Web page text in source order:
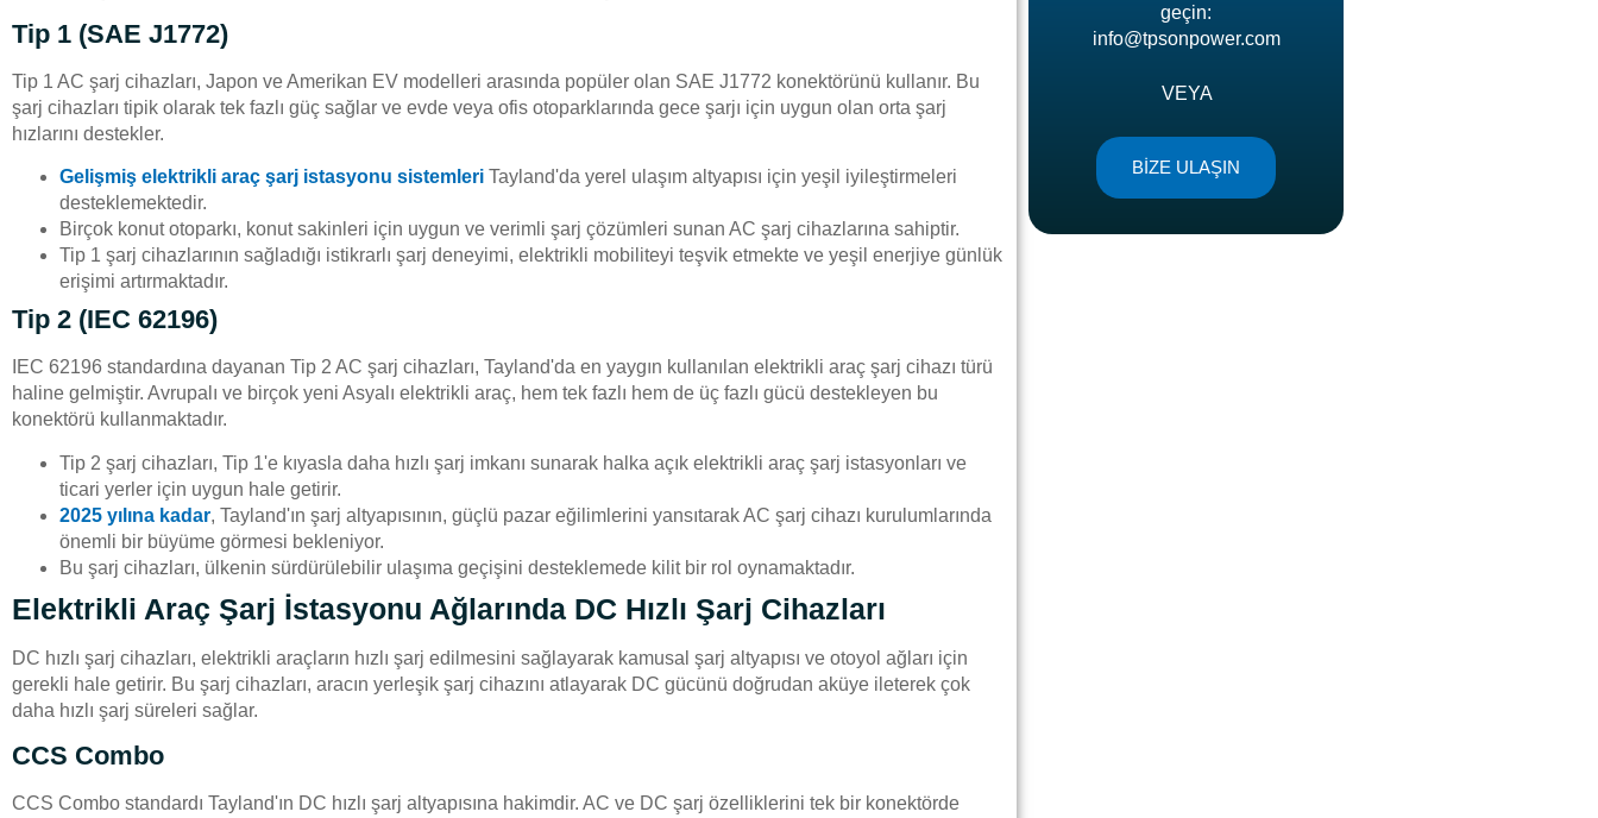
Tip 1 (SAE J1772)
Tip 1 AC şarj cihazları, Japon ve Amerikan EV modelleri arasında popüler olan SAE J1772 konektörünü kullanır. Bu
şarj cihazları tipik olarak tek fazlı güç sağlar ve evde veya ofis otoparklarında gece şarjı için uygun olan orta şarj
hızlarını destekler.
Gelişmiş elektrikli araç şarj istasyonu sistemleri Tayland'da yerel ulaşım altyapısı için yeşil iyileştirmeleri
desteklemektedir.
Birçok konut otoparkı, konut sakinleri için uygun ve verimli şarj çözümleri sunan AC şarj cihazlarına sahiptir.
Tip 1 şarj cihazlarının sağladığı istikrarlı şarj deneyimi, elektrikli mobiliteyi teşvik etmekte ve yeşil enerjiye günlük
erişimi artırmaktadır.
Tip 2 (IEC 62196)
IEC 62196 standardına dayanan Tip 2 AC şarj cihazları, Tayland'da en yaygın kullanılan elektrikli araç şarj cihazı türü
haline gelmiştir. Avrupalı ve birçok yeni Asyalı elektrikli araç, hem tek fazlı hem de üç fazlı gücü destekleyen bu
konektörü kullanmaktadır.
Tip 2 şarj cihazları, Tip 1'e kıyasla daha hızlı şarj imkanı sunarak halka açık elektrikli araç şarj istasyonları ve
ticari yerler için uygun hale getirir.
2025 yılına kadar, Tayland'ın şarj altyapısının, güçlü pazar eğilimlerini yansıtarak AC şarj cihazı kurulumlarında
önemli bir büyüme görmesi bekleniyor.
Bu şarj cihazları, ülkenin sürdürülebilir ulaşıma geçişini desteklemede kilit bir rol oynamaktadır.
Elektrikli Araç Şarj İstasyonu Ağlarında DC Hızlı Şarj Cihazları
DC hızlı şarj cihazları, elektrikli araçların hızlı şarj edilmesini sağlayarak kamusal şarj altyapısı ve otoyol ağları için
gerekli hale getirir. Bu şarj cihazları, aracın yerleşik şarj cihazını atlayarak DC gücünü doğrudan aküye ileterek çok
daha hızlı şarj süreleri sağlar.
CCS Combo
CCS Combo standardı Tayland'ın DC hızlı şarj altyapısına hakimdir. AC ve DC şarj özelliklerini tek bir konektörde
geçin:
info@tpsonpower.com
VEYA
BİZE ULAŞIN